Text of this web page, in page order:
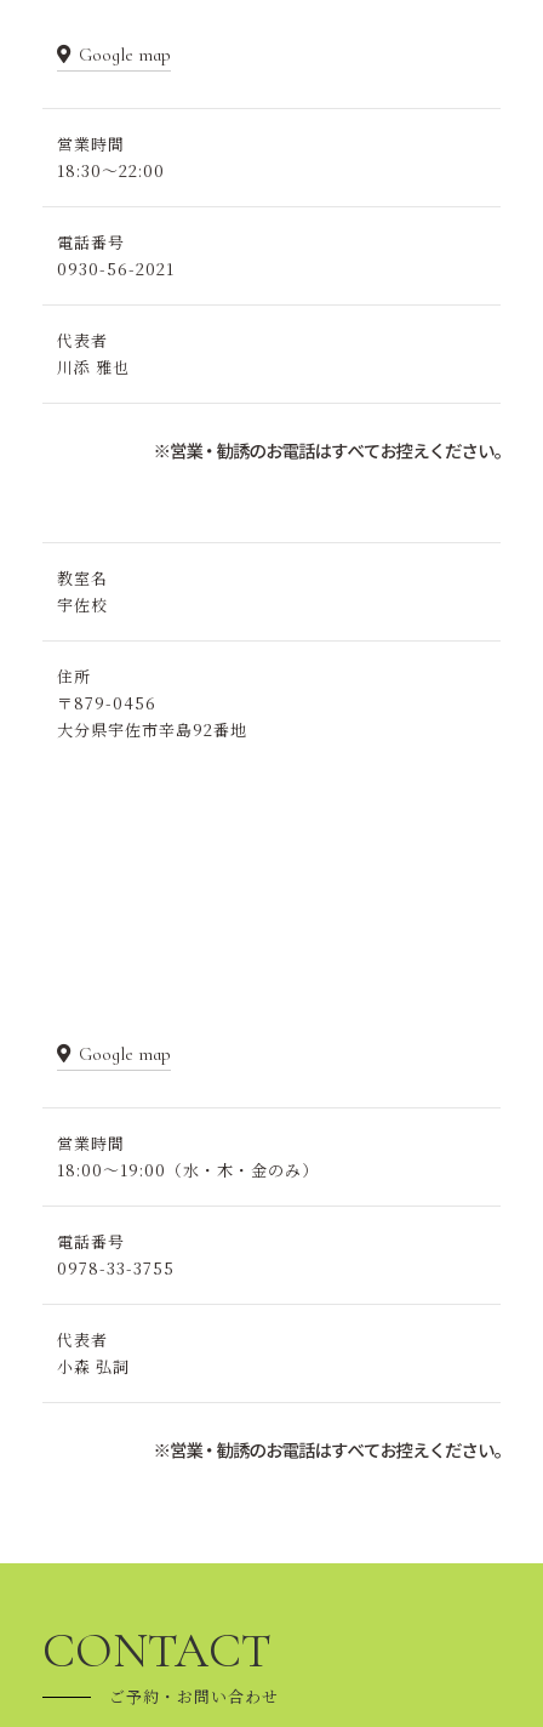
Google map
営業時間
18:30～22:00
電話番号
0930-56-2021
代表者
川添 雅也
教室名
宇佐校
住所
〒879-0456
大分県宇佐市辛島92番地
Google map
営業時間
18:00～19:00（水・木・金のみ）
電話番号
0978-33-3755
代表者
小森 弘詞
CONTACT
ご予約・お問い合わせ